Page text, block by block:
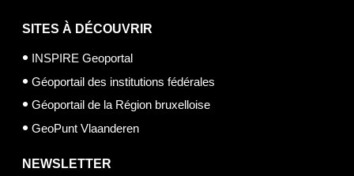
SITES À DÉCOUVRIR
INSPIRE Geoportal
Géoportail des institutions fédérales
Géoportail de la Région bruxelloise
GeoPunt Vlaanderen
NEWSLETTER